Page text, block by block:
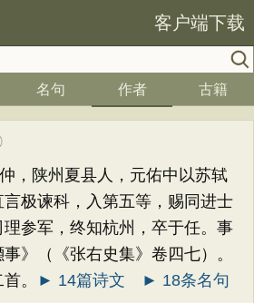
客户端下载
名句 作者 古籍
，陕州夏县人，元佑中以苏轼
极谏科，入第五等，赐同进士
参军，终知杭州，卒于任。事
》（《张右史集》卷四七）。
。
► 14篇诗文 ► 18条名句